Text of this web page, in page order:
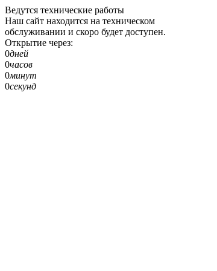
Ведутся технические работы
Наш сайт находится на техническом
обслуживании и скоро будет доступен.
Открытие через:
0дней
0часов
0минут
0секунд